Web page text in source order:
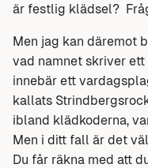
är festlig klädsel?
Men jag kan däremot
vad namnet skriver
innebär ett
kallats
ibland klädkoderna,
Men i ditt fall är det
Du får räkna med att